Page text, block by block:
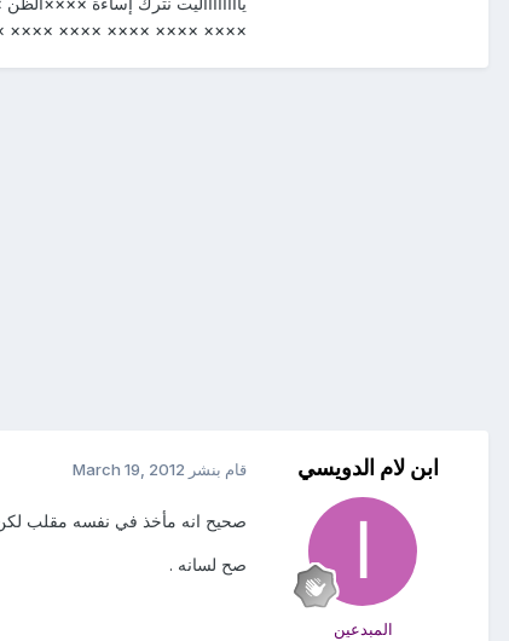
×××× ×××× ×××× ×××× ××××
ابن لام الدويسي
المبدعين
قام بنشر March 19, 2012
صحيح انه مأخذ في نفسه مقلب
صح لسانه .